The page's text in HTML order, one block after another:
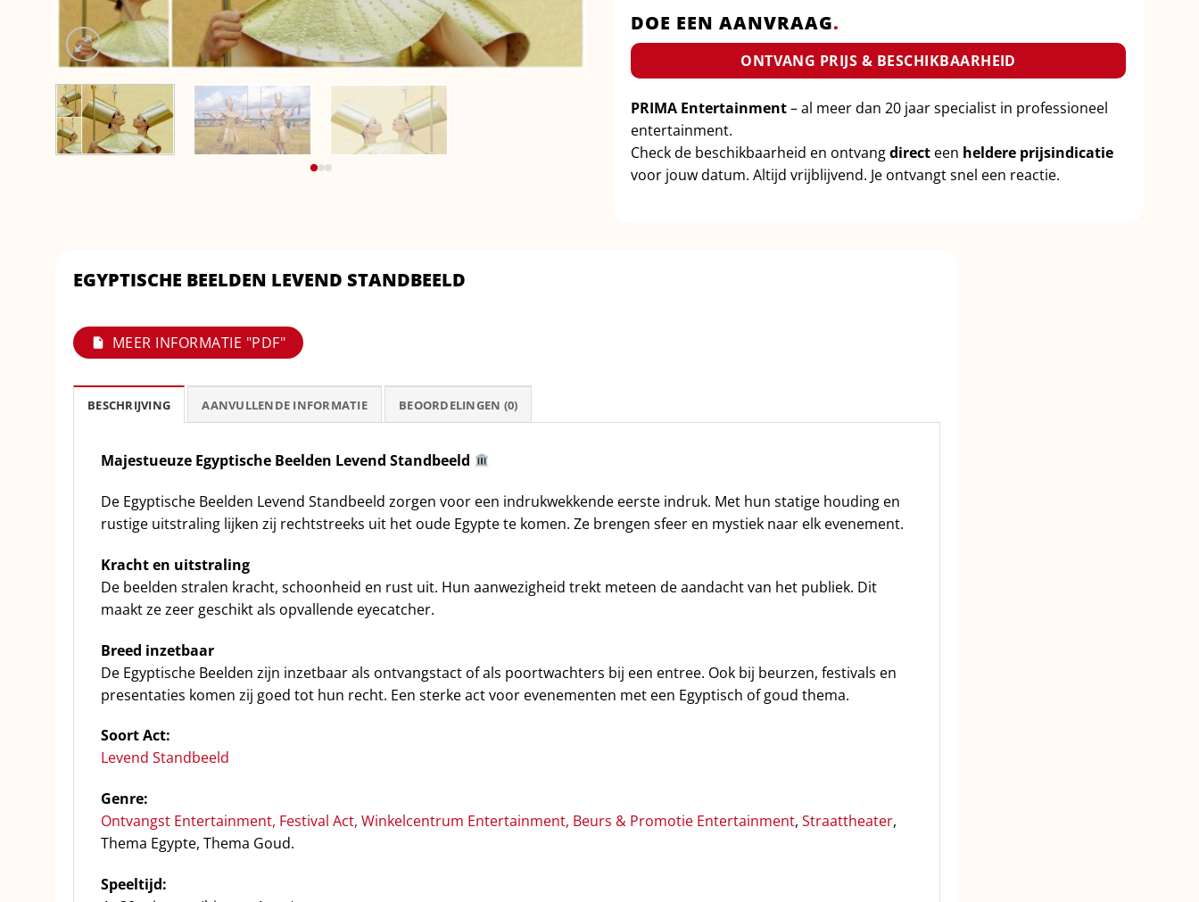
DOE EEN AANVRAAG.
ONTVANG PRIJS & BESCHIKBAARHEID
PRIMA Entertainment– al meer dan 20 jaar specialist in professioneel
entertainment.
Check de beschikbaarheid en ontvangdirect een heldere prijsindicatie
voor jouw datum. Altijd vrijblijvend. Je ontvangt snel een reactie.
EGYPTISCHE BEELDEN LEVEND STANDBEELD
MEER INFORMATIE "PDF"
BESCHRIJVING AANVULLENDE INFORMATIE BEOORDELINGEN (0)
Majestueuze Egyptische Beelden Levend Standbeeld
De Egyptische Beelden Levend Standbeeld zorgen voor een indrukwekkende eerste indruk. Met hun statige houding en
rustige uitstraling lijken zij rechtstreeks uit het oude Egypte te komen. Ze brengen sfeer en mystiek naar elk evenement.
Kracht en uitstraling
De beelden stralen kracht, schoonheid en rust uit. Hun aanwezigheid trekt meteen de aandacht van het publiek. Dit
maakt ze zeer geschikt als opvallende eyecatcher.
Breed inzetbaar
De Egyptische Beelden zijn inzetbaar als ontvangstact of als poortwachters bij een entree. Ook bij beurzen, festivals en
presentaties komen zij goed tot hun recht. Een sterke act voor evenementen met een Egyptisch of goud thema.
Soort Act:
Levend Standbeeld
Genre:
Ontvangst Entertainment, Festival Act, Winkelcentrum Entertainment, Beurs & Promotie Entertainment, Straattheater,
Thema Egypte, Thema Goud.
Speeltijd: